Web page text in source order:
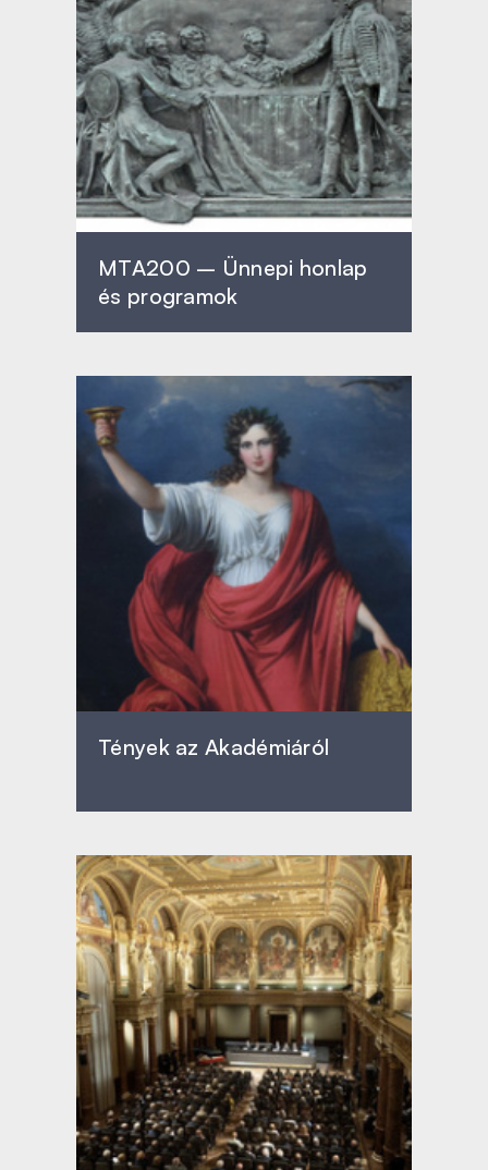
MTA200 – Ünnepi honlap
és programok
Tények az Akadémiáról